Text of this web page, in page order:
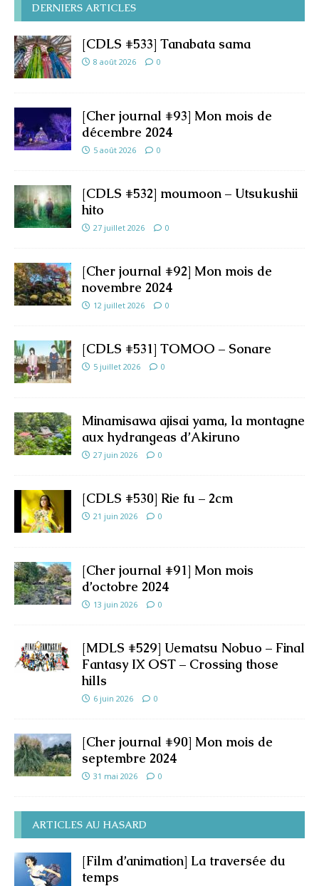
DERNIERS ARTICLES
[CDLS #533] Tanabata sama
8 août 2026 0
[Cher journal #93] Mon mois de
décembre 2024
5 août 2026 0
[CDLS #532] moumoon – Utsukushii
hito
27 juillet 2026 0
[Cher journal #92] Mon mois de
novembre 2024
12 juillet 2026 0
[CDLS #531] TOMOO – Sonare
5 juillet 2026 0
Minamisawa ajisai yama, la montagne
aux hydrangeas d’Akiruno
27 juin 2026 0
[CDLS #530] Rie fu – 2cm
21 juin 2026 0
[Cher journal #91] Mon mois
d’octobre 2024
13 juin 2026 0
[MDLS #529] Uematsu Nobuo – Final
Fantasy IX OST – Crossing those
hills
6 juin 2026 0
[Cher journal #90] Mon mois de
septembre 2024
31 mai 2026 0
ARTICLES AU HASARD
[Film d’animation] La traversée du
temps